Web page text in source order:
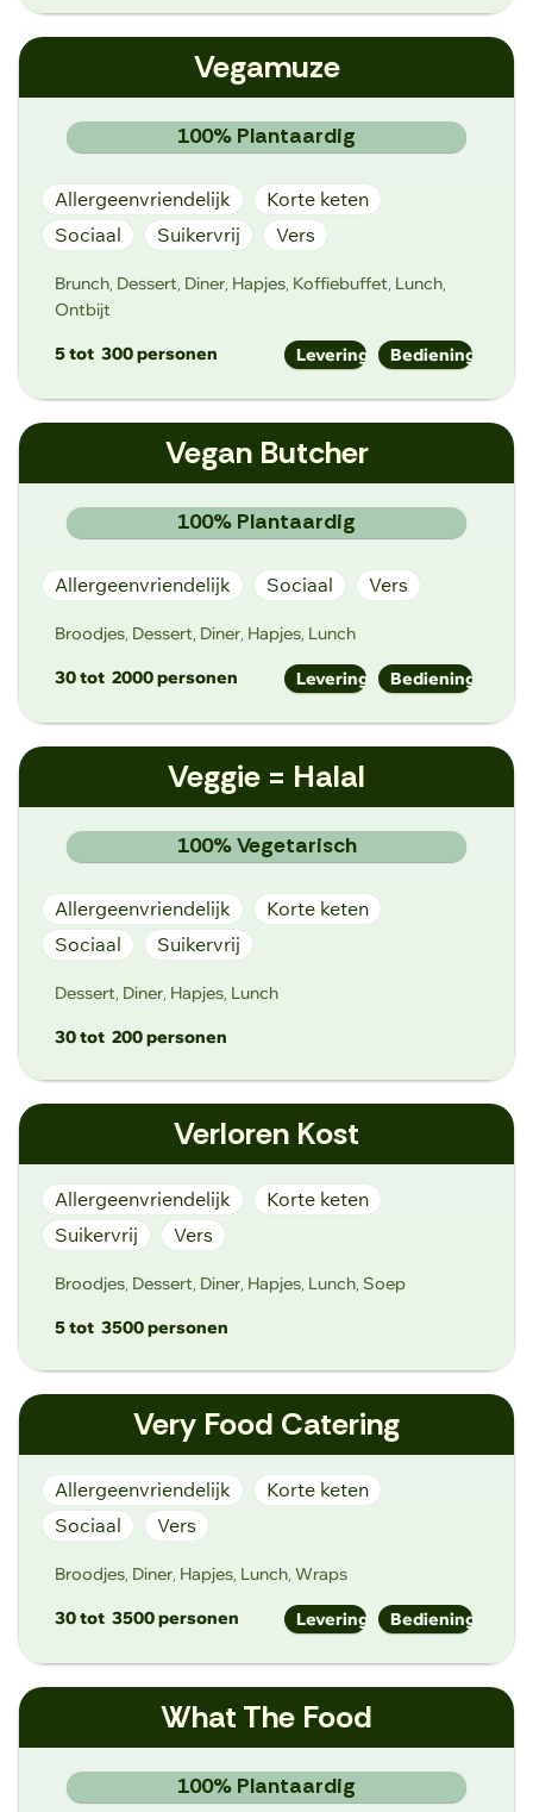
https://www.unpluggedinthekitchen.be/
Wiedauwkaai 23, 9000 Gent
Vegamuze
100% Plantaardig
Allergeenvriendelijk
Korte keten
Sociaal
Suikervrij Vers
Brunch Dessert Diner Hapjes Koffiebuffet Lunch
Ontbijt
5 tot 300 personen Bediening
Levering
https://www.vegamuze.be
Eedverbondkaai 242 9000 Gent
Vegan Butcher
100% Plantaardig
Allergeenvriendelijk Sociaal Vers
Broodjes Dessert Diner Hapjes Lunch
30 tot 2000 personen Bediening
Levering
www.veganbutcher.be
Rue Achille Detienne 6, 1030 Schaarbeek
Veggie = Halal
100% Vegetarisch
Allergeenvriendelijk
Korte keten
Sociaal
Suikervrij
Dessert Diner Hapjes Lunch
30 tot 200 personen
https://www.veggieishalal.be/
TRAFIEK - Haspelstraat 37/A, 9000 Gent
Verloren Kost
Allergeenvriendelijk
Korte keten
Suikervrij
Vers
Broodjes Dessert Diner Hapjes Lunch Soep
5 tot 3500 personen
https://www.verlorenkost.be
Nederkouter 134, 9000 Gent
Very Food Catering
Allergeenvriendelijk
Korte keten
Sociaal
Vers
Broodjes Diner Hapjes Lunch Wraps
30 tot 3500 personen Bediening
Levering
https://veryfood.be/
Legen Heirweg 29, 9890 Gavere
What The Food
100% Plantaardig